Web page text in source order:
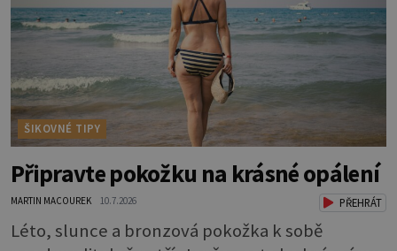
nutnou základní výbavou, pokud chce
ŠIKOVNÉ TIPY
Připravte pokožku na krásné opálení
MARTIN MACOUREK 10.7.2026 PŘEHRÁT
Léto, slunce a bronzová pokožka k sobě